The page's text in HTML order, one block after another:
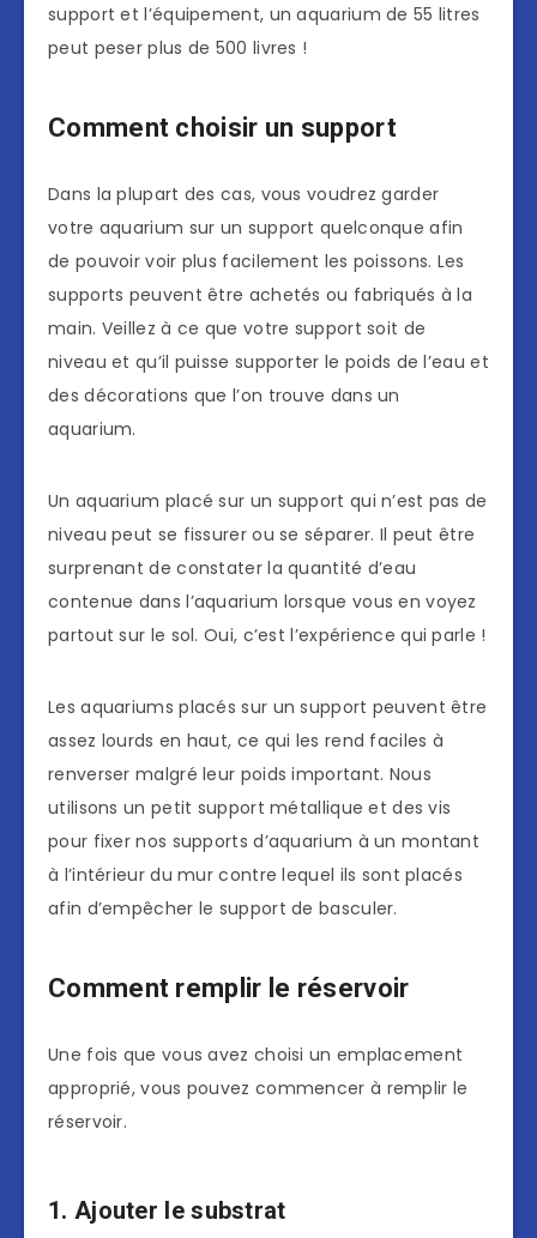
support et l’équipement, un aquarium de 55 litres
peut peser plus de 500 livres !
Comment choisir un support
Dans la plupart des cas, vous voudrez garder
votre aquarium sur un support quelconque afin
de pouvoir voir plus facilement les poissons. Les
supports peuvent être achetés ou fabriqués à la
main. Veillez à ce que votre support soit de
niveau et qu’il puisse supporter le poids de l’eau et
des décorations que l’on trouve dans un
aquarium.
Un aquarium placé sur un support qui n’est pas de
niveau peut se fissurer ou se séparer. Il peut être
surprenant de constater la quantité d’eau
contenue dans l’aquarium lorsque vous en voyez
partout sur le sol. Oui, c’est l’expérience qui parle !
Les aquariums placés sur un support peuvent être
assez lourds en haut, ce qui les rend faciles à
renverser malgré leur poids important. Nous
utilisons un petit support métallique et des vis
pour fixer nos supports d’aquarium à un montant
à l’intérieur du mur contre lequel ils sont placés
afin d’empêcher le support de basculer.
Comment remplir le réservoir
Une fois que vous avez choisi un emplacement
approprié, vous pouvez commencer à remplir le
réservoir.
1. Ajouter le substrat